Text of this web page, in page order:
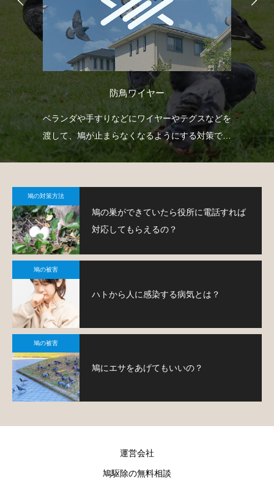
防鳥ワイヤー
ベランダや手すりなどにワイヤーやテグスなどを
渡して、鳩が止まらなくなるようにする対策で
す。
鳩の対策方法
鳩の巣ができていたら役所に電話すれば
対応してもらえるの？
鳩の被害
ハトから人に感染する病気とは？
鳩の被害
鳩にエサをあげてもいいの？
運営会社
鳩駆除の無料相談